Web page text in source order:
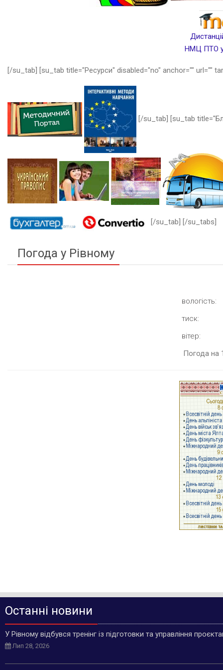
НМЦ ПТО у
[/su_tab] [su_tab title="Ресурси" disabled="no" anchor="" url=""
[/su_tab] [su_tab
[/su_tab] [/su_tabs]
Погода у Рівному
вологість:
тиск:
вітер:
Погода на
Останні новини
У Рівному відбувся тренінг із підготовки та управління
Лип 28, 2026